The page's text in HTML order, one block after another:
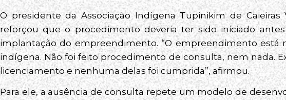
O presidente da Associação Indígena Tupinikim de Caieiras
reforçou que o procedimento deveria ter sido iniciado
implantação do empreendimento. “O empreendimento está
indígena. Não foi feito procedimento de consulta, nem nada.
licenciamento e nenhuma delas foi cumprida”, afirmou.
Para ele, a ausência de consulta repete um modelo de